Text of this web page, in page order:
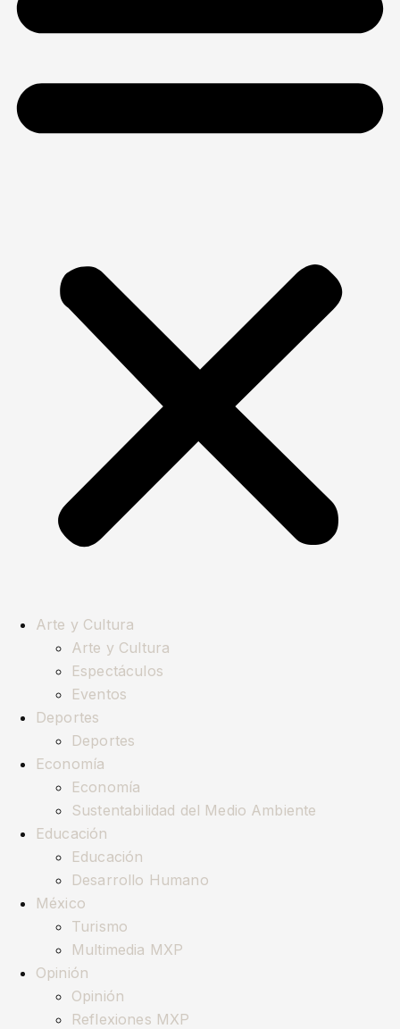
Arte y Cultura
Arte y Cultura
Espectáculos
Eventos
Deportes
Deportes
Economía
Economía
Sustentabilidad del Medio Ambiente
Educación
Educación
Desarrollo Humano
México
Turismo
Multimedia MXP
Opinión
Opinión
Reflexiones MXP